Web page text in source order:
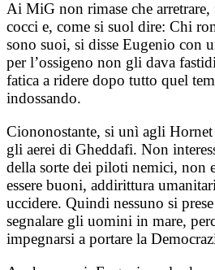
Ai MiG non rimase che
cocci e, come si suol dire: Chi
sono suoi, si disse Eugenio con
per l’ossigeno non gli dava
fatica a ridere dopo tutto quel
indossando.
Ciononostante, si unì agli
gli aerei di Gheddafi. Non
della sorte dei piloti nemici, non
essere buoni, addirittura
uccidere. Quindi nessuno si
segnalare gli uomini in mare,
impegnarsi a portare la